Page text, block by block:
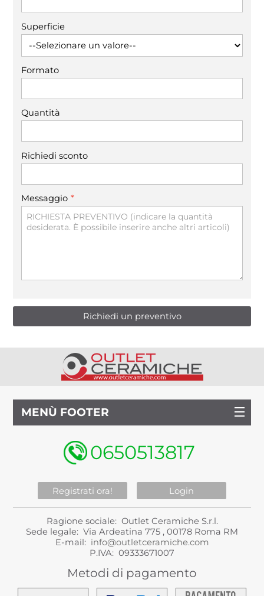
Superficie
Formato
Quantità
Richiedi sconto
Messaggio *
MENÙ FOOTER
0650513817
Registrati ora! Login
Ragione sociale: Outlet Ceramiche S.r.l.
Sede legale: Via Ardeatina 775 , 00178 Roma RM
E-mail: info@outletceramiche.com
P.IVA: 09333671007
Metodi di pagamento